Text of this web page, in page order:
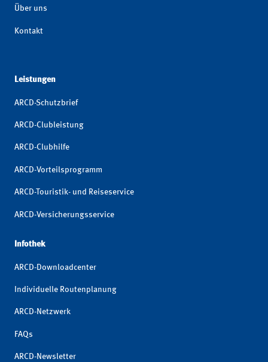
Über uns
Kontakt
Leistungen
ARCD-Schutzbrief
ARCD-Clubleistung
ARCD-Clubhilfe
ARCD-Vorteilsprogramm
ARCD-Touristik- und Reiseservice
ARCD-Versicherungsservice
Infothek
ARCD-Downloadcenter
Individuelle Routenplanung
ARCD-Netzwerk
FAQs
ARCD-Newsletter